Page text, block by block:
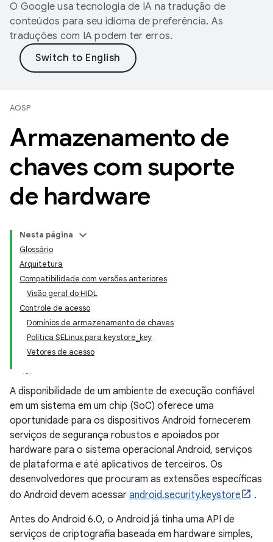
O Google usa tecnologia de IA na tradução de
conteúdos para seu idioma de preferência. As
traduções com IA podem ter erros.
AOSP
Armazenamento de
chaves com suporte
de hardware
Nesta página
Glossário
Arquitetura
Compatibilidade com versões anteriores
Visão geral do HIDL
Controle de acesso
Domínios de armazenamento de chaves
Política SELinux para keystore_key
Vetores de acesso
A disponibilidade de um ambiente de execução confiável
em um sistema em um chip (SoC) oferece uma
oportunidade para os dispositivos Android fornecerem
serviços de segurança robustos e apoiados por
hardware para o sistema operacional Android, serviços
de plataforma e até aplicativos de terceiros. Os
desenvolvedores que procuram as extensões específicas
do Android devem acessar android.security.keystore
.
Antes do Android 6.0, o Android já tinha uma API de
serviços de criptografia baseada em hardware simples,